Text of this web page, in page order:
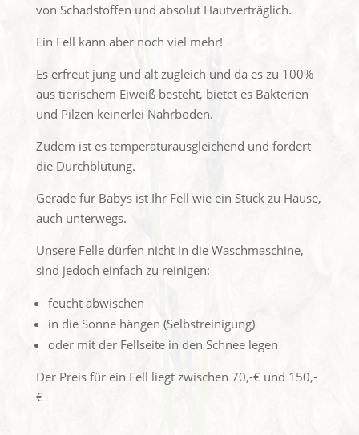
von Schadstoffen und absolut Hautverträglich.
Ein Fell kann aber noch viel mehr!
Es erfreut jung und alt zugleich und da es zu 100%
aus tierischem Eiweiß besteht, bietet es Bakterien
und Pilzen keinerlei Nährboden.
Zudem ist es temperaturausgleichend und fördert
die Durchblutung.
Gerade für Babys ist Ihr Fell wie ein Stück zu Hause,
auch unterwegs.
Unsere Felle dürfen nicht in die Waschmaschine,
sind jedoch einfach zu reinigen:
feucht abwischen
in die Sonne hängen (Selbstreinigung)
oder mit der Fellseite in den Schnee legen
Der Preis für ein Fell liegt zwischen 70,-€ und 150,-
€